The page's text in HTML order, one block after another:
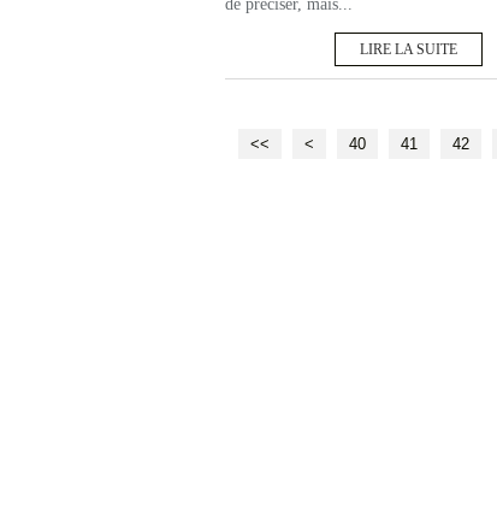
de préciser, mais...
LIRE LA SUITE
<< < 10
20
30
40 41 42